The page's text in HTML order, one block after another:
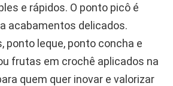
e rápidos. O ponto picô é
acabamentos delicados.
ponto leque, ponto concha e
frutas em crochê aplicados na
quem quer inovar e valorizar